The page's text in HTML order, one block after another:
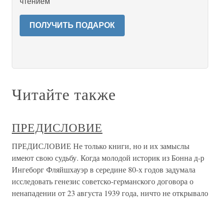
ПОЛУЧИТЬ ПОДАРОК
Читайте также
ПРЕДИСЛОВИЕ
ПРЕДИСЛОВИЕ Не только книги, но и их замыслы
имеют свою судьбу. Когда моло­дой историк из Бонна д-р
Ингеборг Фляйшхауэр в середине 80-х годов задумала
исследовать генезис советско-германского договора о
ненапа­дении от 23 августа 1939 года, ничто не открывало